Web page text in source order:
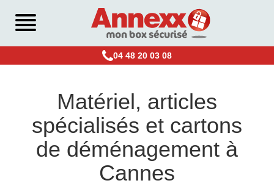
04 48 20 03 08
Matériel, articles
spécialisés et cartons
de déménagement à
Cannes